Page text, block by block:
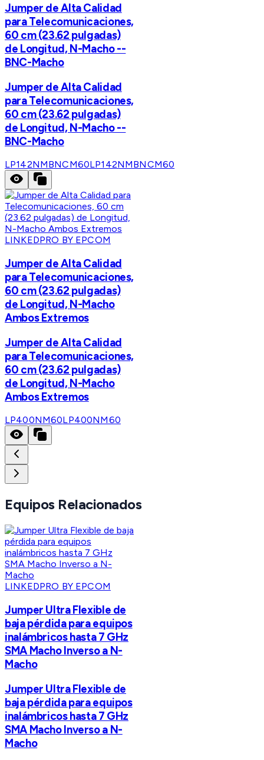
Jumper de Alta Calidad
para Telecomunicaciones,
60 cm (23.62 pulgadas)
de Longitud, N-Macho --
BNC-Macho
Jumper de Alta Calidad
para Telecomunicaciones,
60 cm (23.62 pulgadas)
de Longitud, N-Macho --
BNC-Macho
LP142NMBNCM60LP142NMBNCM60
LINKEDPRO BY EPCOM
Jumper de Alta Calidad
para Telecomunicaciones,
60 cm (23.62 pulgadas)
de Longitud, N-Macho
Ambos Extremos
Jumper de Alta Calidad
para Telecomunicaciones,
60 cm (23.62 pulgadas)
de Longitud, N-Macho
Ambos Extremos
LP400NM60LP400NM60
Equipos Relacionados
LINKEDPRO BY EPCOM
Jumper Ultra Flexible de
baja pérdida para equipos
inalámbricos hasta 7 GHz
SMA Macho Inverso a N-
Macho
Jumper Ultra Flexible de
baja pérdida para equipos
inalámbricos hasta 7 GHz
SMA Macho Inverso a N-
Macho